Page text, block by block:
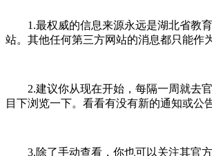
1.最权威的信息来源永远是湖北省教育
站。其他任何第三方网站的消息都只能作
2.建议你从现在开始，每隔一周就去官
目下浏览一下。看看有没有新的通知或公
3.除了手动查看，你也可以关注其官方